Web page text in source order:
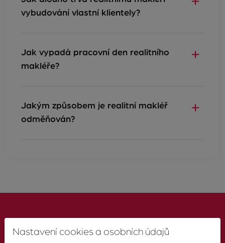
vybudování vlastní klientely?
Jak vypadá pracovní den realitního
makléře?
Jakým způsobem je realitní makléř
odměňován?
Nastavení cookies a osobních údajů